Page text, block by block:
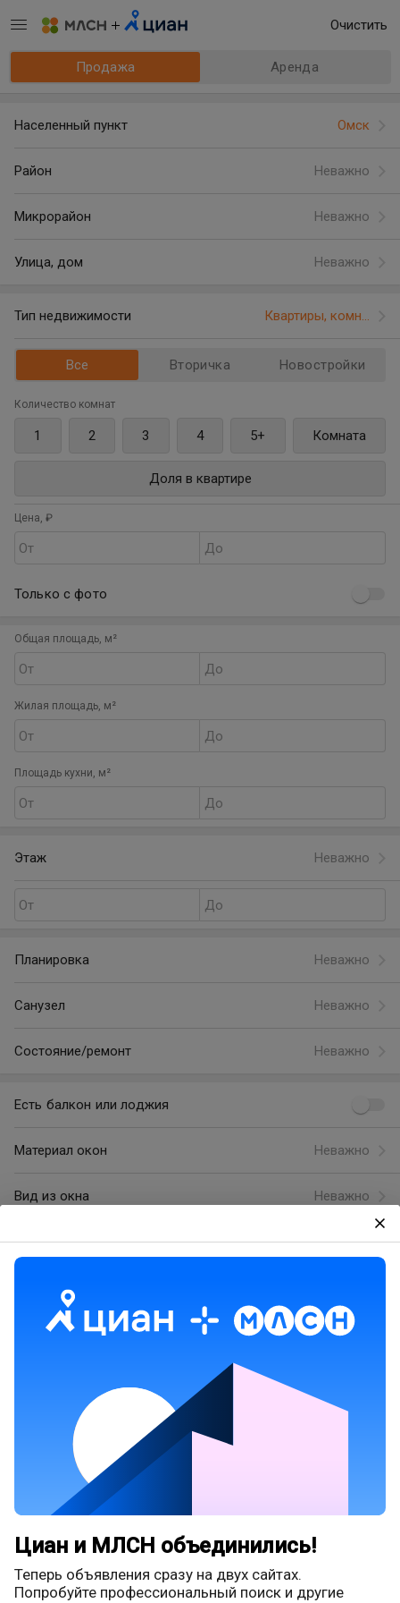
Очистить
Продажа Аренда
Населенный пункт Омск
Район Неважно
Микрорайон Неважно
Улица, дом Неважно
Тип недвижимости Квартиры, комн...
Все Вторичка Новостройки
Количество комнат
1 2 3 4 5+ Комната
Доля в квартире
Цена, ₽
От До
Только с фото
Общая площадь, м²
От До
Жилая площадь, м²
От До
Площадь кухни, м²
От До
Этаж Неважно
От До
Планировка Неважно
Санузел Неважно
Состояние/ремонт Неважно
Есть балкон или лоджия
Материал окон Неважно
Вид из окна Неважно
Тип дома Неважно
Материал дома
Этажей в доме
Обменный вариант
close
Циан и МЛСН объединились!
Теперь объявления сразу на двух сайтах.
Попробуйте профессиональный поиск и другие